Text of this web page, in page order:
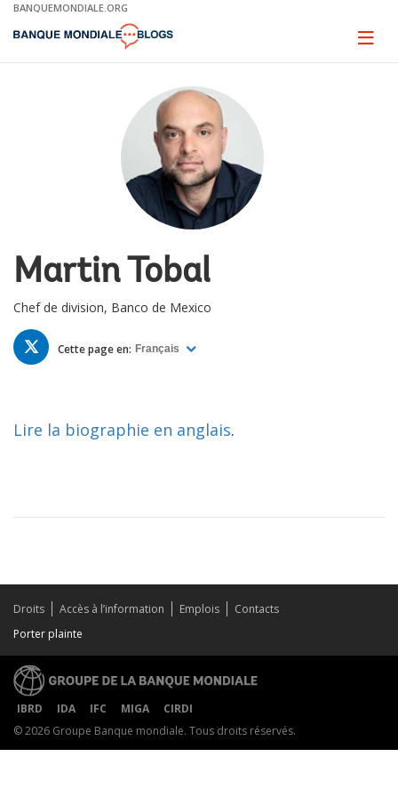
Skip
Main
BANQUEMONDIALE.ORG
Page
Martin Tobal
Chef de division, Banco de Mexico
TWITTER
Cette page en: Français
Lire la biographie en anglais.
Droits Accès à l’information Emplois
Contacts
Porter plainte
IBRD IDA IFC MIGA
CIRDI
© 2026 Groupe Banque mondiale. Tous droits réservés.